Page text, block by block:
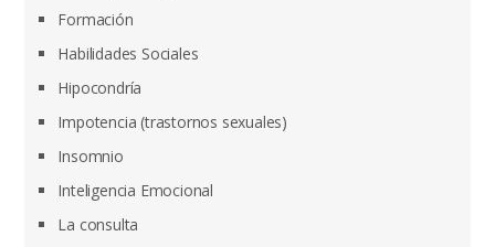
Formación
Habilidades Sociales
Hipocondría
Impotencia (trastornos sexuales)
Insomnio
Inteligencia Emocional
La consulta